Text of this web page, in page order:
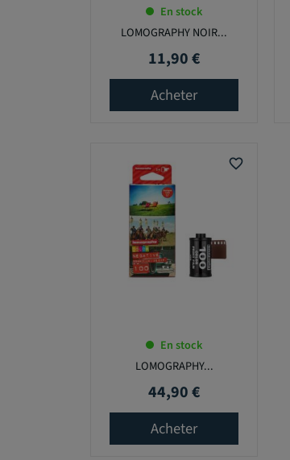
En stock
LOMOGRAPHY NOIR...
Prix
11,90 €
Acheter
favorite_border
En stock
LOMOGRAPHY...
Prix
44,90 €
Acheter